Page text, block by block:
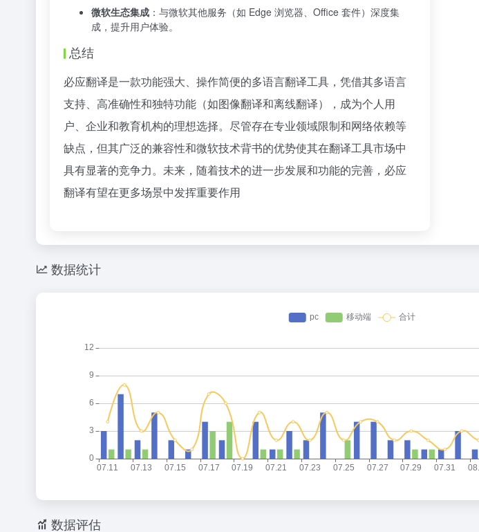
微软生态集成 ：与微软其他服务（如 Edge 浏览器、Office 套件）深度集
成，提升用户体验。
总结
必应翻译是一款功能强大、操作简便的多语言翻译工具，凭借其多语言
支持、高准确性和独特功能（如图像翻译和离线翻译），成为个人用
户、企业和教育机构的理想选择。尽管存在专业领域限制和网络依赖等
缺点，但其广泛的兼容性和微软技术背书的优势使其在翻译工具市场中
具有显著的竞争力。未来，随着技术的进一步发展和功能的完善，必应
翻译有望在更多场景中发挥重要作用
数据统计
数据评估